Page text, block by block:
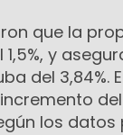
que la
1,5%, y
del 3,84%.
los datos